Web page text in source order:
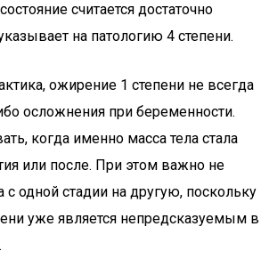
считается достаточно
на патологию 4 степени.
ожирение 1 степени не всегда
осложнения при беременности.
когда именно масса тела стала
или после. При этом важно не
с одной стадии на другую, поскольку
уже является непредсказуемым в